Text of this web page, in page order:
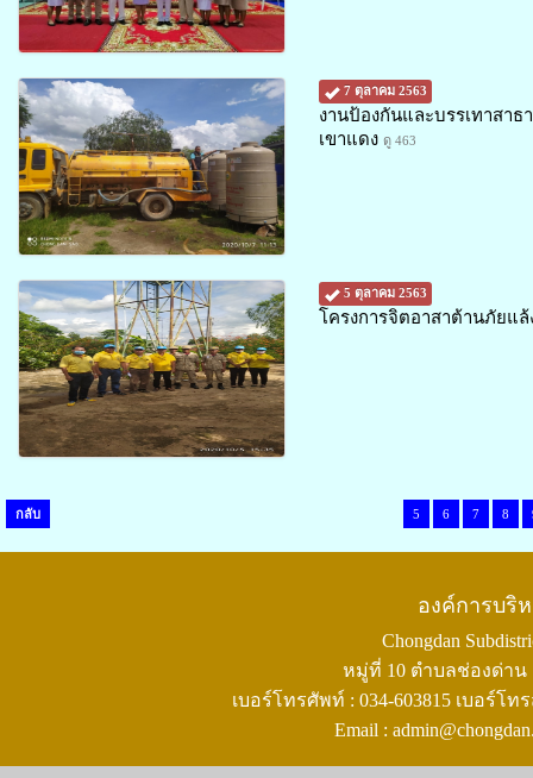
7 ตุลาคม 2563
งานป้องกันและบรรเทาสา
เขาแดง ดู 463
5 ตุลาคม 2563
โครงการจิตอาสาต้านภัยแ
กลับ 5 6 7 8
องค์การบริ
Chongdan
หมู่ที่ 10 ตำบลช่องด่าน
เบอร์โทรศัพท์ : 034-603815 เบอร์โท
Email :